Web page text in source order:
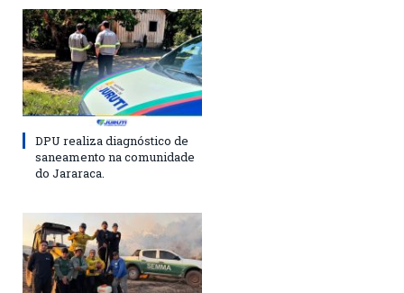
DPU realiza diagnóstico de
saneamento na comunidade
do Jararaca.